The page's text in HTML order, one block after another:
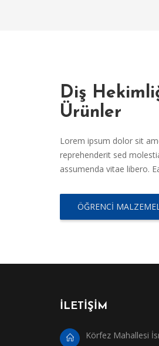
Diş
Ürünler
Lorem ipsum dolor sit
reprehenderit sed
assumenda vitae libero.
ÖĞRENCI
İLETİŞİM
Körfez Mahallesi